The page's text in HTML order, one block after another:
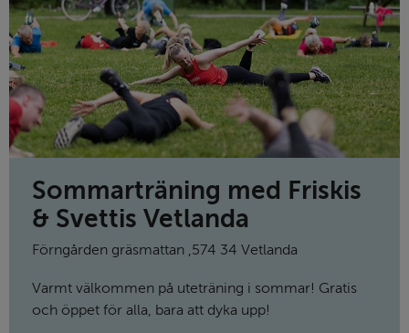
Sommarträning med Friskis
& Svettis Vetlanda
Förngården gräsmattan ,574 34 Vetlanda
Varmt välkommen på uteträning i sommar! Gratis
och öppet för alla, bara att dyka upp!